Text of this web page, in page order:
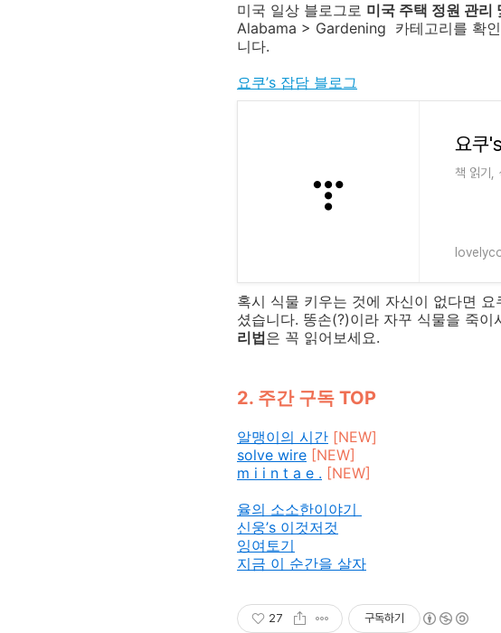
미국 일상 블로그로 미국 주택 정원 관리
Alabama > Gardening 카테고리를 확
니다.
요쿠’s 잡담 블로그
요쿠
책 읽기,
혹시 식물 키우는 것에 자신이 없다면
셨습니다. 똥손(?)이라 자꾸 식물을 죽
리법은 꼭 읽어보세요.
2. 주간 구독 TOP
알맹이의 시간 [NEW]
solve wire [NEW]
m i i n t a e . [NEW]
율의 소소한이야기
신웅’s 이것저것
잉여토기
지금 이 순간을 살자
27 구독하기